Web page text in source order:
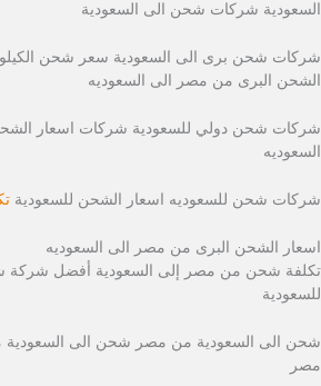
السعودية شركات شحن الى السعودية
شركات شحن برى الى السعودية سعر شحن
الشحن البرى من مصر الى السعوديه
شركات شحن دولي للسعودية شركات اسعار
السعوديه
شركات شحن للسعوديه اسعار الشحن للسعودية
اسعار الشحن البرى من مصر الى السعوديه
تكلفة شحن من مصر إلى السعودية أفضل
للسعودية
شحن الى السعودية من مصر شحن الى
مصر